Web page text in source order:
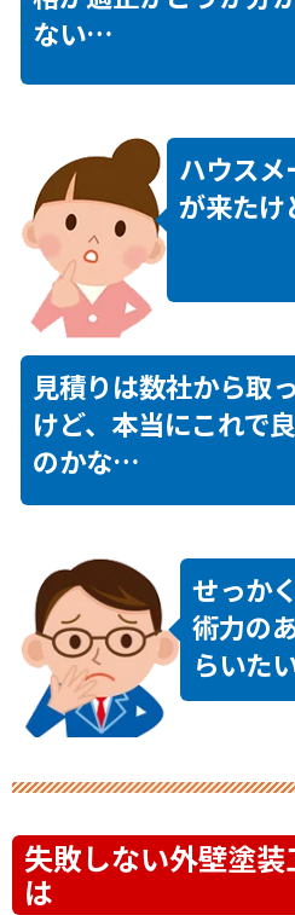
ない…
ハウスメ
が来た
見積りは数社から取
けど、本当にこれで
のかな…
せっか
術力の
らいた
失敗しない外壁塗装
は